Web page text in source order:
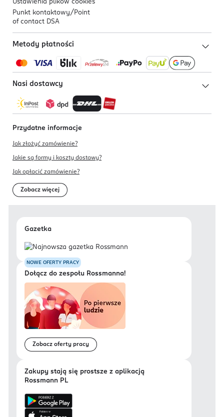
Ustawienia plików cookies
Punkt kontaktowy/ Point
of contact DSA
Metody płatności
Nasi dostawcy
Przydatne informacje
Jak złożyć zamówienie?
Jakie są formy i koszty dostawy?
Jak opłacić zamówienie?
Zobacz więcej
Gazetka
NOWE OFERTY PRACY
Dołącz do zespołu Rossmanna!
Zobacz oferty pracy
Zakupy stają się prostsze z aplikacją
Rossmann PL